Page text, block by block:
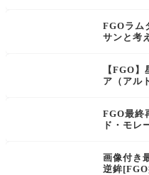
FGOラム
サンと考
【FGO
ア（アル
FGO最終
ド・モレ
画像付き
逆鉾